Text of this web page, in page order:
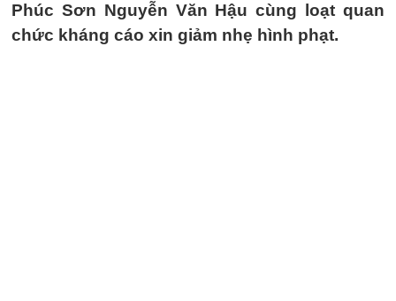
Phúc Sơn Nguyễn Văn Hậu cùng loạt quan
chức kháng cáo xin giảm nhẹ hình phạt.